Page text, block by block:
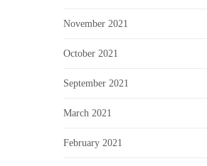
November 2021
October 2021
September 2021
March 2021
February 2021